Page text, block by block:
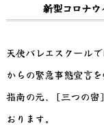
新型コロナ
天使バレエスクール
からの緊急事態宣言
指南の元、[三つの密
おります。